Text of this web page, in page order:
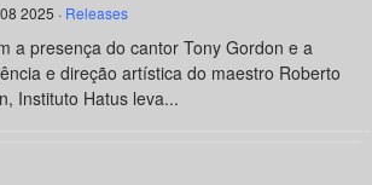
2025 · Releases
a presença do cantor Tony Gordon e a
e direção artística do maestro Roberto
Instituto Hatus leva...